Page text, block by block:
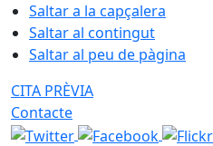
Saltar a la capçalera
Saltar al contingut
Saltar al peu de pàgina
CITA PRÈVIA
Contacte